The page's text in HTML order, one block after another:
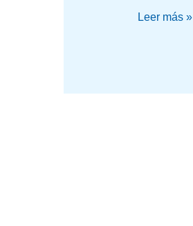
Leer más »